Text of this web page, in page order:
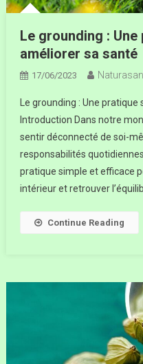
Le grounding :
améliorer sa santé
17/06/2023
Le grounding : Une
Introduction Dans notre
sentir déconnecté de soi-
responsabilités
pratique simple et efficace
intérieur et retrouver
Continue Reading